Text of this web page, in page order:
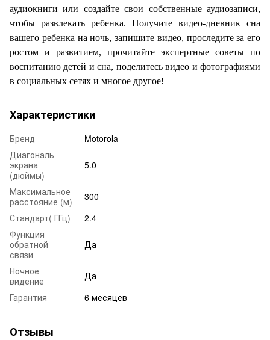
аудиокниги или создайте свои собственные аудиозаписи,
чтобы развлекать ребенка. Получите видео-дневник сна
вашего ребенка на ночь, запишите видео, проследите за его
ростом и развитием, прочитайте экспертные советы по
воспитанию детей и сна, поделитесь видео и фотографиями
в социальных сетях и многое другое!
Характеристики
Бренд
Motorola
Диагональ
экрана
(дюймы)
5.0
Максимальное
расстояние (м)
300
Стандарт( ГГц)
2.4
Функция
обратной
связи
Да
Ночное
видение
Да
Гарантия
6 месяцев
Отзывы